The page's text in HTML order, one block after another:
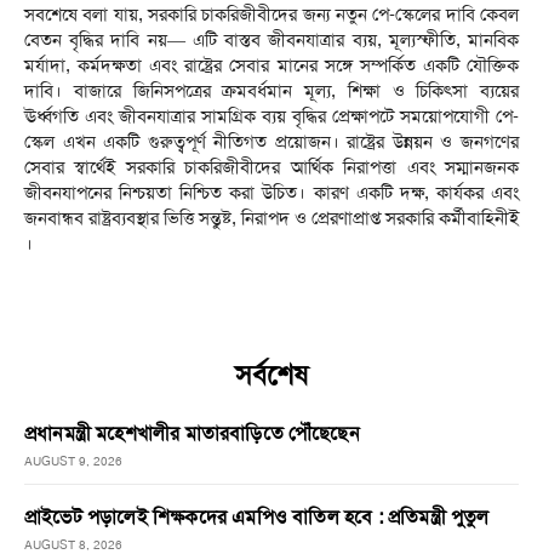
‎সবশেষে বলা যায়, সরকারি চাকরিজীবীদের জন্য নতুন পে-স্কেলের দাবি কেবল
বেতন বৃদ্ধির দাবি নয়— এটি বাস্তব জীবনযাত্রার ব্যয়, মূল্যস্ফীতি, মানবিক
মর্যাদা, কর্মদক্ষতা এবং রাষ্ট্রের সেবার মানের সঙ্গে সম্পর্কিত একটি যৌক্তিক
দাবি। বাজারে জিনিসপত্রের ক্রমবর্ধমান মূল্য, শিক্ষা ও চিকিৎসা ব্যয়ের
ঊর্ধ্বগতি এবং জীবনযাত্রার সামগ্রিক ব্যয় বৃদ্ধির প্রেক্ষাপটে সময়োপযোগী পে-
স্কেল এখন একটি গুরুত্বপূর্ণ নীতিগত প্রয়োজন। রাষ্ট্রের উন্নয়ন ও জনগণের
সেবার স্বার্থেই সরকারি চাকরিজীবীদের আর্থিক নিরাপত্তা এবং সম্মানজনক
জীবনযাপনের নিশ্চয়তা নিশ্চিত করা উচিত। কারণ একটি দক্ষ, কার্যকর এবং
জনবান্ধব রাষ্ট্রব্যবস্থার ভিত্তি সন্তুষ্ট, নিরাপদ ও প্রেরণাপ্রাপ্ত সরকারি কর্মীবাহিনীই
।
সর্বশেষ
প্রধানমন্ত্রী মহেশখালীর মাতারবাড়িতে পৌঁছেছেন
AUGUST 9, 2026
প্রাইভেট পড়ালেই শিক্ষকদের এমপিও বাতিল হবে : প্রতিমন্ত্রী পুতুল
AUGUST 8, 2026